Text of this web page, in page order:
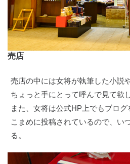
売店
売店の中には女将が執筆した小説
ちょっと手にとって呼んで見て欲し
また、女将は公式HP上でもブログ
こまめに投稿されているので、い
る。